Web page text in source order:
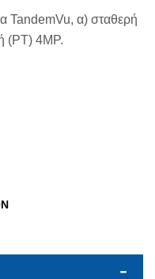
TandemVu, α) σταθερή
(PT) 4MP.